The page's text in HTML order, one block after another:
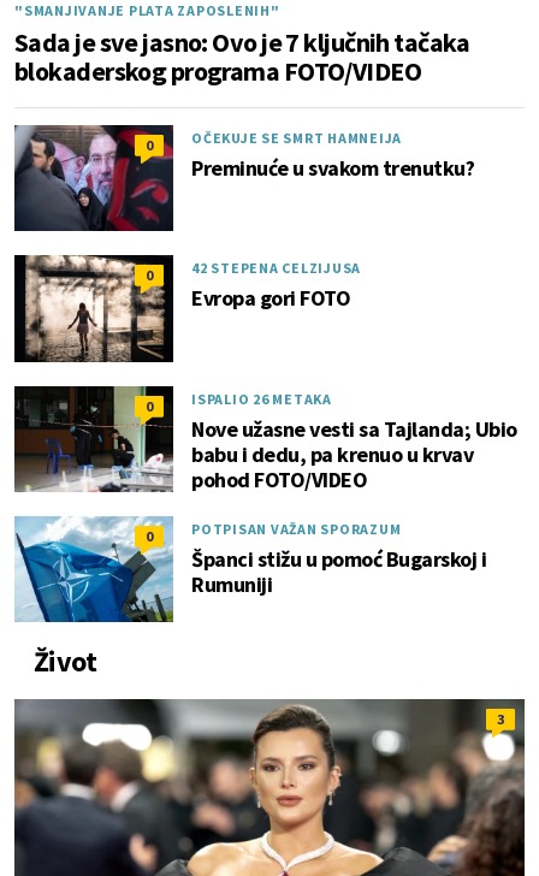
"SMANJIVANJE PLATA ZAPOSLENIH"
Sada je sve jasno: Ovo je 7 ključnih tačaka
blokaderskog programa FOTO/VIDEO
0 OČEKUJE SE SMRT HAMNEIJA
Preminuće u svakom trenutku?
0 42 STEPENA CELZIJUSA
Evropa gori FOTO
0 ISPALIO 26 METAKA
Nove užasne vesti sa Tajlanda; Ubio
babu i dedu, pa krenuo u krvav
pohod FOTO/VIDEO
0 POTPISAN VAŽAN SPORAZUM
Španci stižu u pomoć Bugarskoj i
Rumuniji
Život
3